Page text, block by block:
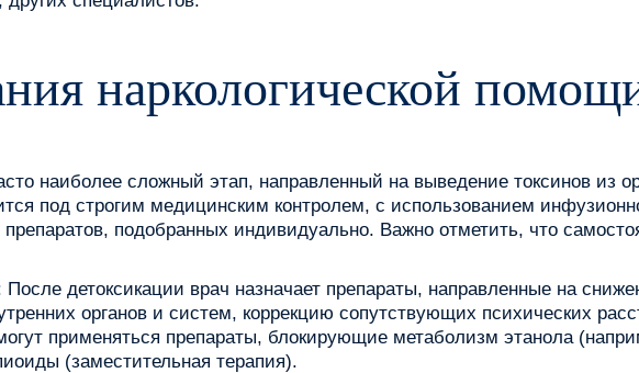
наркологической
наиболее сложный этап, направленный на выведение токсинов из
под строгим медицинским контролем, с использованием
препаратов, подобранных индивидуально. Важно отметить, что
детоксикации врач назначает препараты, направленные на
органов и систем, коррекцию сопутствующих психических
применяться препараты, блокирующие метаболизм этанола
(заместительная терапия).